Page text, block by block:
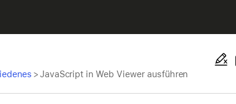
>JavaScript in Web Viewer ausführen